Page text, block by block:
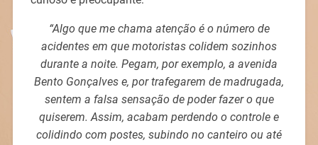
“Algo que me chama atenção é o número de
acidentes em que motoristas colidem sozinhos
durante a noite. Pegam, por exemplo, a avenida
Bento Gonçalves e, por trafegarem de madrugada,
sentem a falsa sensação de poder fazer o que
quiserem. Assim, acabam perdendo o controle e
colidindo com postes, subindo no canteiro ou até